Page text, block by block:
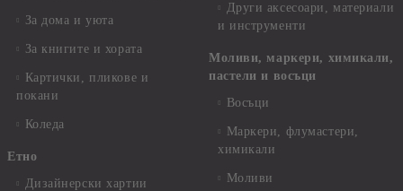
За дома и уюта
За книгите и хората
Картички, пликове и
покани
Коледа
Етно
Дизайнерски хартии
Други аксесоари, материали
и инструменти
Моливи, маркери, химикали,
пастели и восъци
Восъци
Маркери, флумастери,
химикали
Моливи